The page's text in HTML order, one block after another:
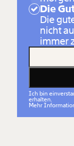
Die
Die
nicht
immer
Ich bin
erhalten.
Mehr